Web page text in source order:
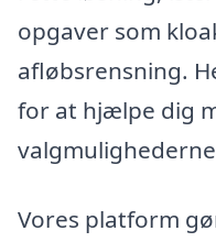
opgaver som
afløbsrensning.
for at hjælpe dig
Vores platform